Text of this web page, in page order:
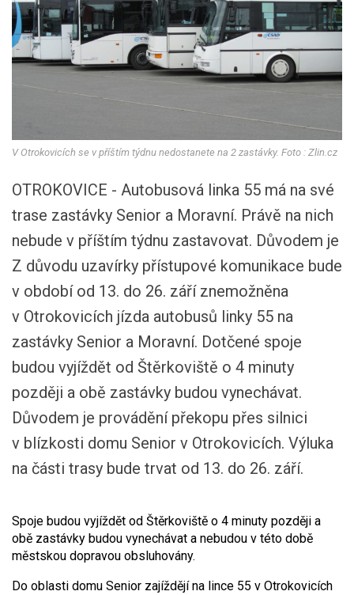
V Otrokovicích se v příštím týdnu nedostanete na 2 zastávky. Foto : Zlin.cz
OTROKOVICE - Autobusová linka 55 má na své
trase zastávky Senior a Moravní. Právě na nich
nebude v příštím týdnu zastavovat. Důvodem je
Z důvodu uzavírky přístupové komunikace bude
v období od 13. do 26. září znemožněna
v Otrokovicích jízda autobusů linky 55 na
zastávky Senior a Moravní. Dotčené spoje
budou vyjíždět od Štěrkoviště o 4 minuty
později a obě zastávky budou vynechávat.
Důvodem je provádění překopu přes silnici
v blízkosti domu Senior v Otrokovicích. Výluka
na části trasy bude trvat od 13. do 26. září.
Spoje budou vyjíždět od Štěrkoviště o 4 minuty později a
obě zastávky budou vynechávat a nebudou v této době
městskou dopravou obsluhovány.
Do oblasti domu Senior zajíždějí na lince 55 v Otrokovicích